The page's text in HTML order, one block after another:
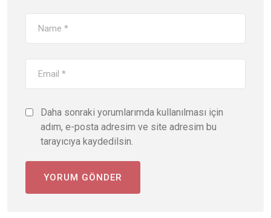
Daha sonraki yorumlarımda kullanılması için
adım, e-posta adresim ve site adresim bu
tarayıcıya kaydedilsin.